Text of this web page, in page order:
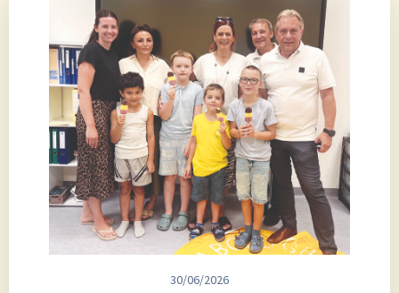
30/06/2026